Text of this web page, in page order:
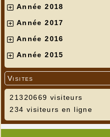
Année 2018
Année 2017
Année 2016
Année 2015
Visites
21320669 visiteurs
234 visiteurs en ligne
Photos de Didier Jaubertie